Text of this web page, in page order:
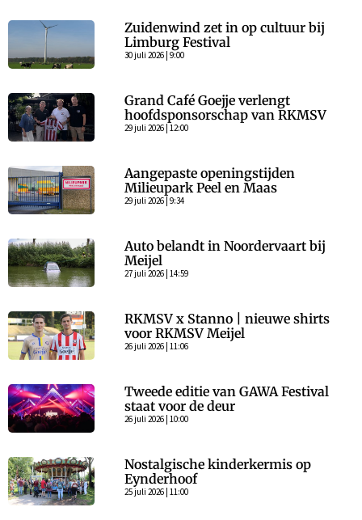
Zuidenwind zet in op cultuur bij
Limburg Festival
30 juli 2026 | 9:00
Grand Café Goejje verlengt
hoofdsponsorschap van RKMSV
29 juli 2026 | 12:00
Aangepaste openingstijden
Milieupark Peel en Maas
29 juli 2026 | 9:34
Auto belandt in Noordervaart bij
Meijel
27 juli 2026 | 14:59
RKMSV x Stanno | nieuwe shirts
voor RKMSV Meijel
26 juli 2026 | 11:06
Tweede editie van GAWA Festival
staat voor de deur
26 juli 2026 | 10:00
Nostalgische kinderkermis op
Eynderhoof
25 juli 2026 | 11:00